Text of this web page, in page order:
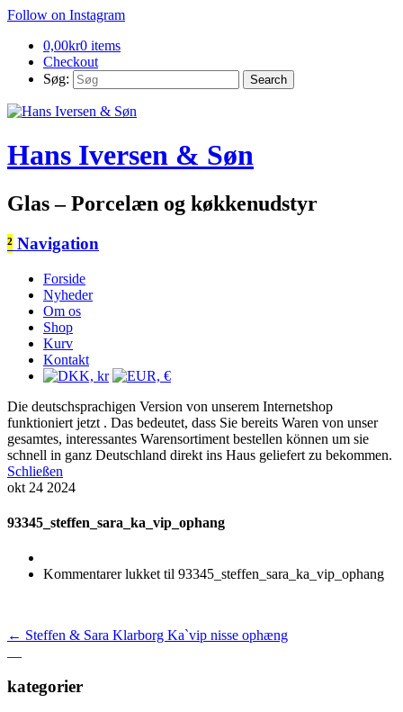
Follow on Instagram
0,00kr0 items
Checkout
Søg:
Hans Iversen & Søn
Glas – Porcelæn og køkkenudstyr
² Navigation
Forside
Nyheder
Om os
Shop
Kurv
Kontakt
Die deutschsprachigen Version von unserem Internetshop
funktioniert jetzt . Das bedeutet, dass Sie bereits Waren von unser
gesamtes, interessantes Warensortiment bestellen können um sie
schnell in ganz Deutschland direkt ins Haus geliefert zu bekommen.
Schließen
okt 24 2024
93345_steffen_sara_ka_vip_ophang
Kommentarer lukket til 93345_steffen_sara_ka_vip_ophang
← Steffen & Sara Klarborg Ka`vip nisse ophæng
kategorier